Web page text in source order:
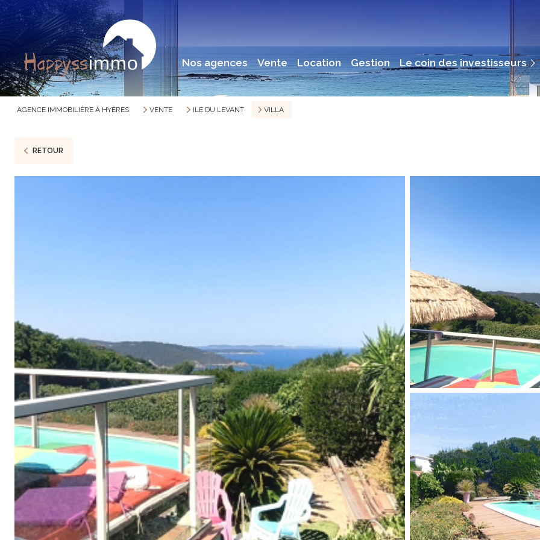
nos agences vente location gestion le coin des investisseurs
Immobilier De Rendement
Immobilier Professionnel
AGENCE IMMOBILIÈRE À HYÈRES VENTE ILE DU LEVANT VILLA
RETOUR